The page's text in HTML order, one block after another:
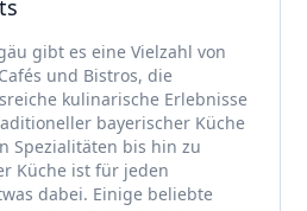
gibt es eine Vielzahl von
und Bistros, die
kulinarische Erlebnisse
bayerischer Küche
Spezialitäten bis hin zu
Küche ist für jeden
dabei. Einige beliebte